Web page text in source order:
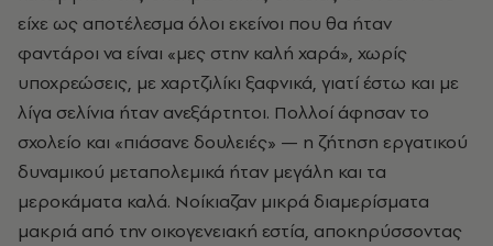
είχε ως αποτέλεσμα όλοι εκείνοι που θα ήταν
φαντάροι να είναι «μες στην καλή χαρά», χωρίς
υποχρεώσεις, με χαρτζιλίκι ξαφνικά, γιατί έστω και με
λίγα σελίνια ήταν ανεξάρτητοι. Πολλοί άφησαν το
σχολείο και «πιάσανε δουλειές» — η ζήτηση εργατικού
δυναμικού μεταπολεμικά ήταν μεγάλη και τα
μεροκάματα καλά. Νοίκιαζαν μικρά διαμερίσματα
μακριά από την οικογενειακή εστία, αποκηρύσσοντας